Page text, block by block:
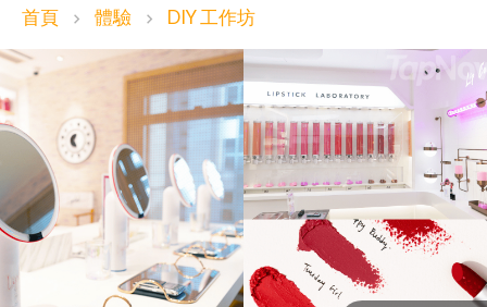
首頁 chevron_right 體驗 chevron_right DIY 工作坊